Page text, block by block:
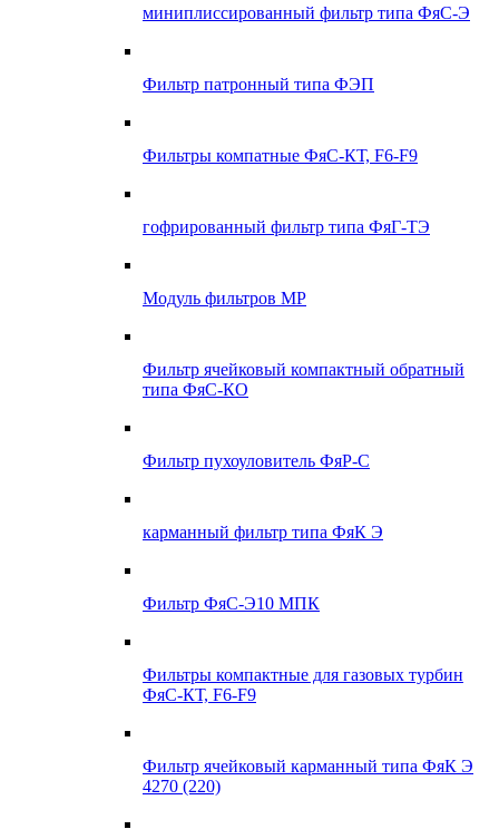
миниплиссированный фильтр типа ФяС-Э
Фильтр патронный типа ФЭП
Фильтры компатные ФяС-КТ, F6-F9
гофрированный фильтр типа ФяГ-ТЭ
Модуль фильтров МР
Фильтр ячейковый компактный обратный
типа ФяС-КО
Фильтр пухоуловитель ФяР-С
карманный фильтр типа ФяК Э
Фильтр ФяС-Э10 МПК
Фильтры компактные для газовых турбин
ФяС-КТ, F6-F9
Фильтр ячейковый карманный типа ФяК Э
4270 (220)